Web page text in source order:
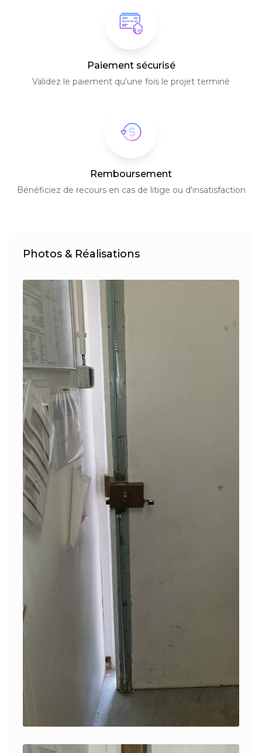
Paiement sécurisé
Validez le paiement qu'une fois le projet terminé
Remboursement
Bénéficiez de recours en cas de litige ou d'insatisfaction
Photos & Réalisations